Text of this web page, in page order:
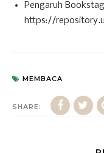
Pengaruh
https://
MEMBACA
SHARE: